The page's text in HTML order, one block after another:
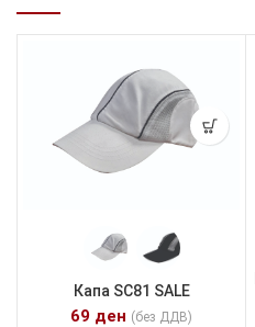
Капа SC81 SALE
69 ден (без ДДВ)